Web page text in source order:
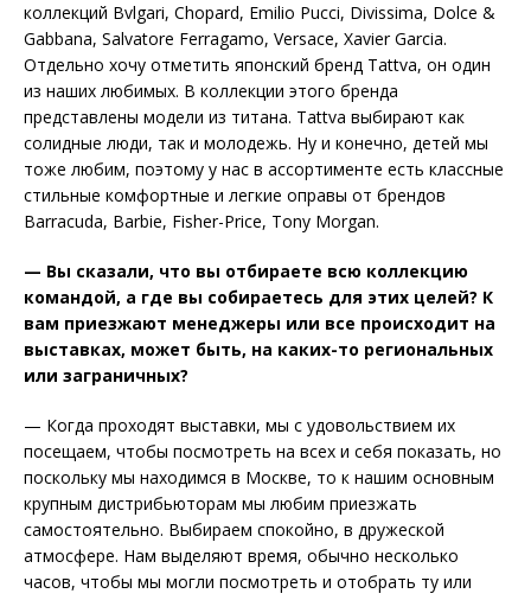
коллекций Bvlgari, Chopard, Emilio Pucci, Divissima, Dolce &
Gabbana, Salvatore Ferragamo, Versace, Xavier Garcia.
Отдельно хочу отметить японский бренд Tattva, он один
из наших любимых. В коллекции этого бренда
представлены модели из титана. Tattva выбирают как
солидные люди, так и молодежь. Ну и конечно, детей мы
тоже любим, поэтому у нас в ассортименте есть классные
стильные комфортные и легкие оправы от брендов
Barracuda, Barbie, Fisher-Price, Tony Morgan.
— Вы сказали, что вы отбираете всю коллекцию
командой, а где вы собираетесь для этих целей? К
вам приезжают менеджеры или все происходит на
выставках, может быть, на каких-то региональных
или заграничных?
— Когда проходят выставки, мы с удовольствием их
посещаем, чтобы посмотреть на всех и себя показать, но
поскольку мы находимся в Москве, то к нашим основным
крупным дистрибьюторам мы любим приезжать
самостоятельно. Выбираем спокойно, в дружеской
атмосфере. Нам выделяют время, обычно несколько
часов, чтобы мы могли посмотреть и отобрать ту или